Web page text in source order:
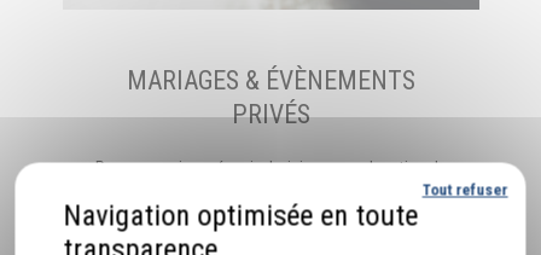
MARIAGES & ÉVÈNEMENTS
PRIVÉS
Pour un mariage réussi, choisissez une location de
mémorable, misez sur une location de voiture avec
Votre Chauffeur ABC…
Tout refuser